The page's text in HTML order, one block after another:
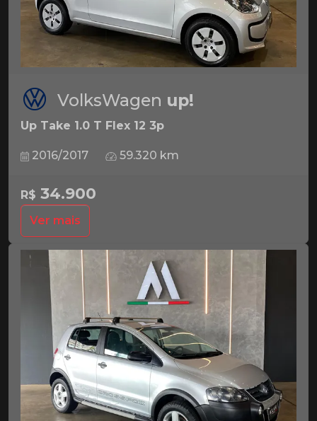
VolksWagen up!
Up Take 1.0 T Flex 12 3p
2016/2017 59.320 km
R$ 34.900
Ver mais